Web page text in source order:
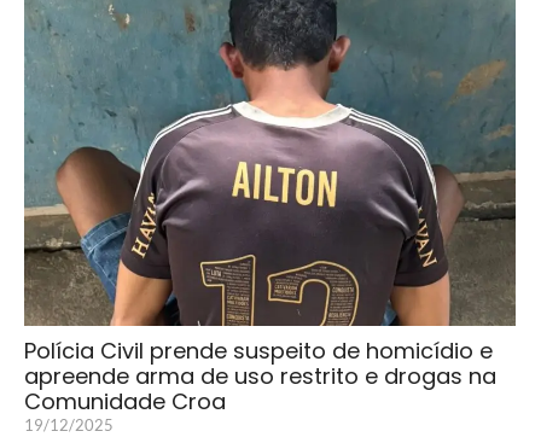
Polícia Civil prende suspeito de homicídio e
apreende arma de uso restrito e drogas na
Comunidade Croa
19/12/2025